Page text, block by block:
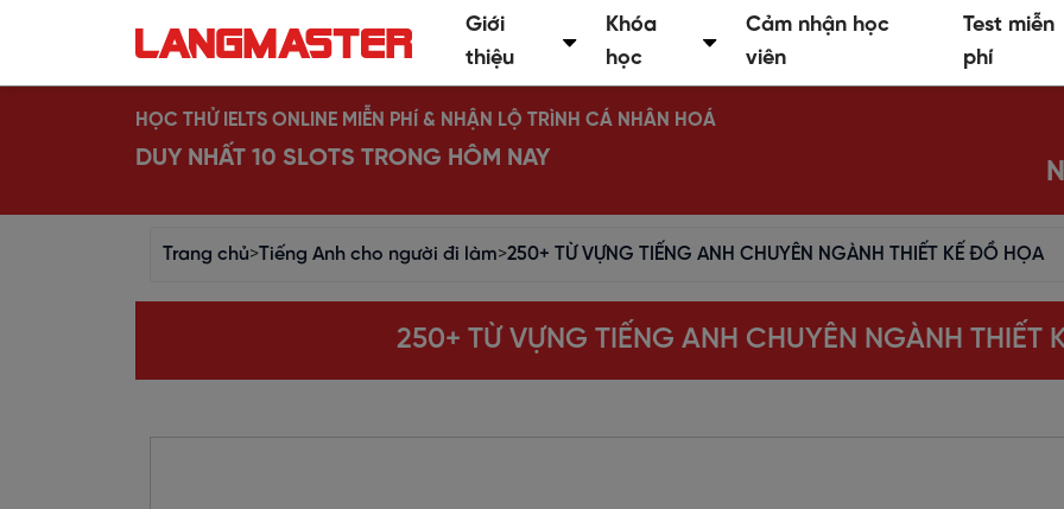
Giới
thiệu
Khóa
học
Cảm nhận học
viên
Test miễn
phí
HỌC THỬ IELTS ONLINE MIỄN PHÍ & NHẬN LỘ TRÌNH CÁ NHÂN HOÁ
DUY NHẤT 10 SLOTS TRONG HÔM NAY
Trang chủ>Tiếng Anh cho người đi làm>250+ TỪ VỰNG TIẾNG ANH CHUYÊN NGÀNH THIẾT KẾ ĐỒ HỌA
250+ TỪ VỰNG TIẾNG ANH CHUYÊN NGÀNH THIẾT